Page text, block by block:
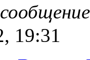
19:31